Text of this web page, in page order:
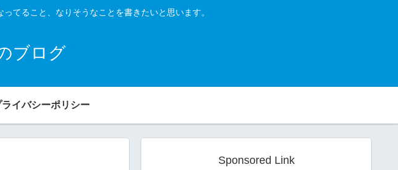
てること、なりそうなことを書きたいと思います。
ブログ
ライバシーポリシー
Sponsored Link